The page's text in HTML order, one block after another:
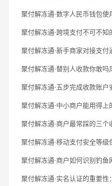
聚付解冻通·数字人民币钱包使
聚付解冻通·跨境支付不可不知
聚付解冻通·新手商家对接支付
聚付解冻通·替别人收款你敢吗
聚付解冻通·五步完成收款账户
聚付解冻通·中小商户能用得上
聚付解冻通·商户最常踩的三个
聚付解冻通·移动支付安全等
聚付解冻通·商户如何识别钓
聚付解冻通·实名认证的重要